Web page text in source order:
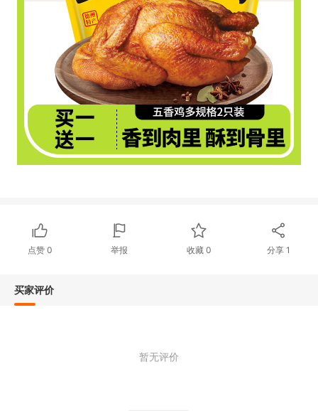
点赞 0 举报 收藏 0 分享 1
买家评价
暂无评价